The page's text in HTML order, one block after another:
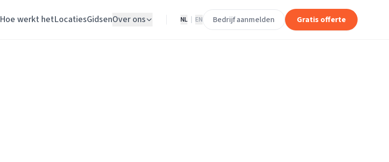
Hoe werkt hetLocatiesGidsenOver ons NL EN Bedrijf aanmelden Gratis offerte